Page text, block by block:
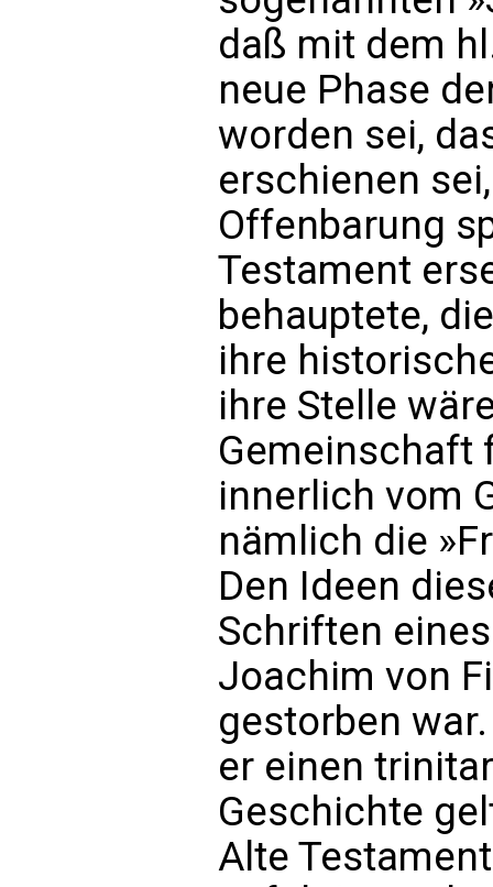
daß mit dem
neue Phase
worden sei,
erschienen
Offenbarung
Testament
behauptete,
ihre
ihre Stelle
Gemeinschaft
innerlich vom
nämlich die
Den Ideen
Schriften
Joachim von
gestorben
er einen
Geschichte
Alte